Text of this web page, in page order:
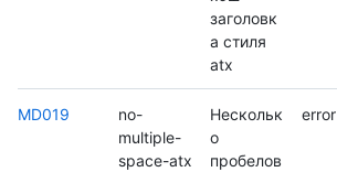
заголовк
а стиля
atx
MD019
no-
multiple-
space-atx
Нескольк
о
пробелов
error